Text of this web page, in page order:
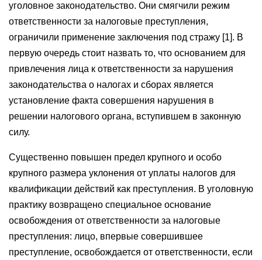
уголовное законодательство. Они смягчили режим
ответственности за налоговые преступления,
ограничили применение заключения под стражу [1]. В
первую очередь стоит назвать то, что основанием для
привлечения лица к ответственности за нарушения
законодательства о налогах и сборах является
установление факта совершения нарушения в
решении налогового органа, вступившем в законную
силу.
Существенно повышен предел крупного и особо
крупного размера уклонения от уплаты налогов для
квалификации действий как преступления. В уголовную
практику возвращено специальное основание
освобождения от ответственности за налоговые
преступления: лицо, впервые совершившее
преступление, освобождается от ответственности, если